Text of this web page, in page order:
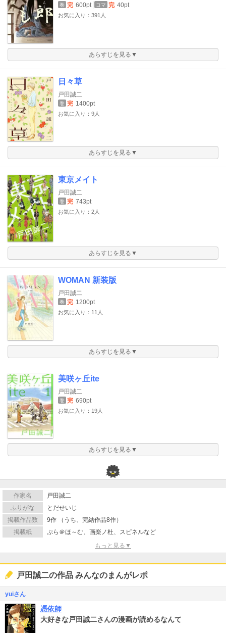
巻 完 600pt コマ 完 40pt
お気に入り：391人
あらすじを見る▼
日々草
戸田誠二
巻 完 1400pt
お気に入り：9人
あらすじを見る▼
東京メイト
戸田誠二
巻 完 743pt
お気に入り：2人
あらすじを見る▼
WOMAN 新装版
戸田誠二
巻 完 1200pt
お気に入り：11人
あらすじを見る▼
美咲ヶ丘ite
戸田誠二
巻 完 690pt
お気に入り：19人
あらすじを見る▼
作家名
戸田誠二
ふりがな
とだせいじ
掲載作品数
9作 （うち、完結作品8作）
掲載紙
ぷら＠ほ～む、画楽ノ杜、スピネルなど
もっと見る▼
戸田誠二の作品 みんなのまんがレポ
yuiさん
憑依師
大好きな戸田誠二さんの漫画が読めるなんて